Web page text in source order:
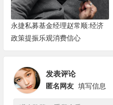
永捷私募基金经理赵常顺:经济
政策提振乐观消费信心
发表评论
匿名网友 填写信息